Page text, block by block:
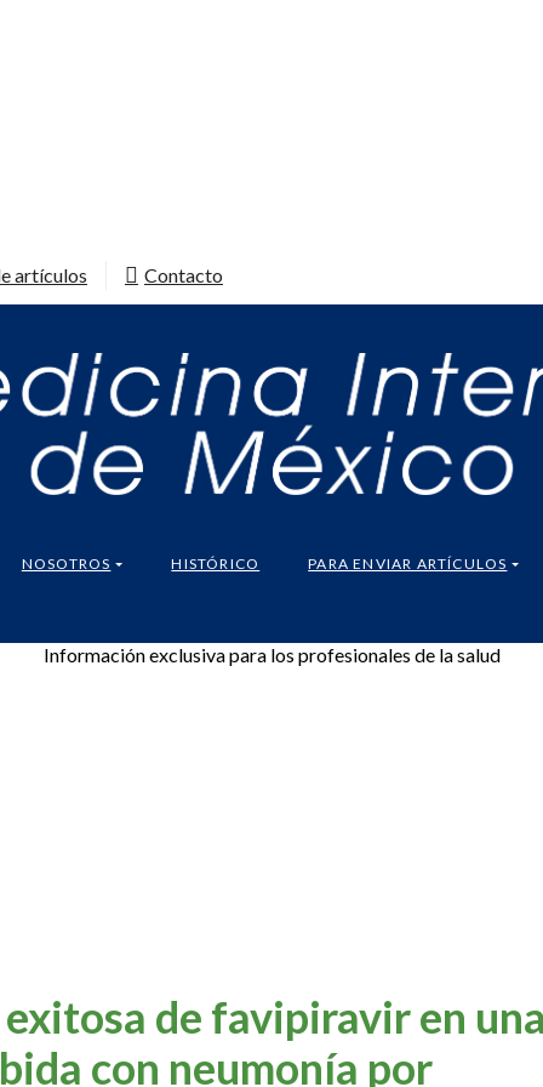
artículos Contacto
NOSOTROS HISTÓRICO PARA ENVIAR ARTÍCULOS
Información exclusiva para los profesionales de la salud
de favipiravir en
con neumonía por